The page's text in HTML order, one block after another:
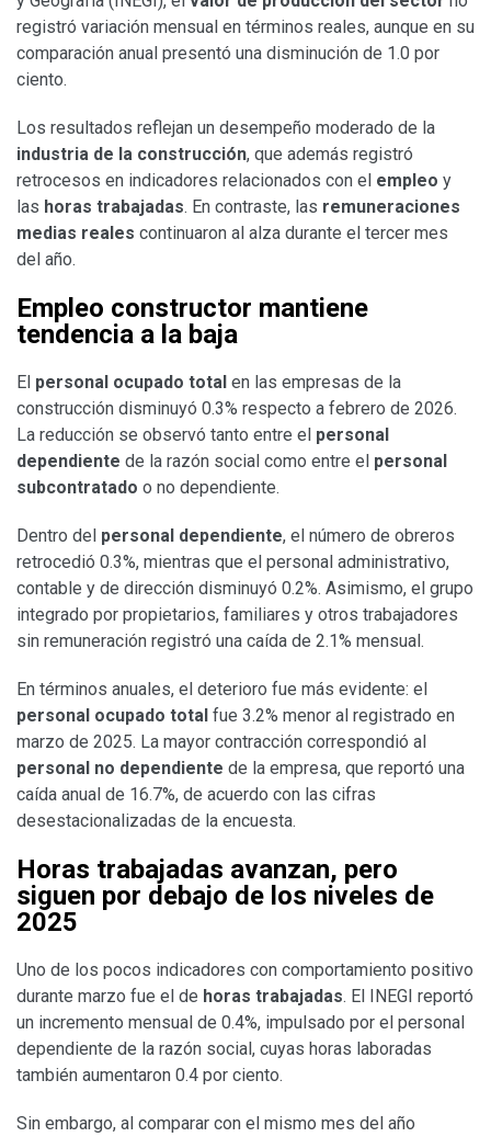
registró variación mensual en términos reales, aunque en su
comparación anual presentó una disminución de 1.0 por
ciento.
Los resultados reflejan un desempeño moderado de la
industria de la construcción, que además registró
retrocesos en indicadores relacionados con el empleo y
las horas trabajadas. En contraste, las remuneraciones
medias reales continuaron al alza durante el tercer mes
del año.
Empleo constructor mantiene
tendencia a la baja
El personal ocupado total en las empresas de la
construcción disminuyó 0.3% respecto a febrero de 2026.
La reducción se observó tanto entre el personal
dependiente de la razón social como entre el personal
subcontratado o no dependiente.
Dentro del personal dependiente, el número de obreros
retrocedió 0.3%, mientras que el personal administrativo,
contable y de dirección disminuyó 0.2%. Asimismo, el grupo
integrado por propietarios, familiares y otros trabajadores
sin remuneración registró una caída de 2.1% mensual.
En términos anuales, el deterioro fue más evidente: el
personal ocupado total fue 3.2% menor al registrado en
marzo de 2025. La mayor contracción correspondió al
personal no dependiente de la empresa, que reportó una
caída anual de 16.7%, de acuerdo con las cifras
desestacionalizadas de la encuesta.
Horas trabajadas avanzan, pero
siguen por debajo de los niveles de
2025
Uno de los pocos indicadores con comportamiento positivo
durante marzo fue el de horas trabajadas. El INEGI reportó
un incremento mensual de 0.4%, impulsado por el personal
dependiente de la razón social, cuyas horas laboradas
también aumentaron 0.4 por ciento.
Sin embargo, al comparar con el mismo mes del año